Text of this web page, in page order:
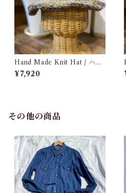
Hand Made Knit Hat / ハン
ドメイド ニット ハット
¥7,920
その他の商品